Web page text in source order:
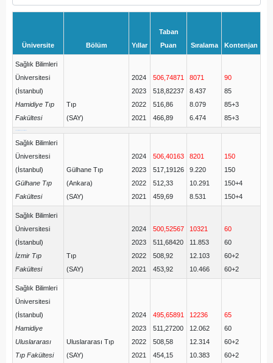
Üniversite Bölüm Yıllar
Taban
Puan
Sıralama Kontenjan
Sağlık Bilimleri
Üniversitesi
(İstanbul)
Hamidiye Tıp
Fakültesi
Tıp
(SAY)
2024
2023
2022
2021
506,74871
518,82237
516,86
466,89
8071
8.437
8.079
6.474
90
85
85+3
85+3
Sağlık Bilimleri
Üniversitesi
(İstanbul)
Gülhane Tıp
Fakültesi
Gülhane Tıp
(Ankara)
(SAY)
2024
2023
2022
2021
506,40163
517,19126
512,33
459,69
8201
9.220
10.291
8.531
150
150
150+4
150+4
Sağlık Bilimleri
Üniversitesi
(İstanbul)
İzmir Tıp
Fakültesi
Tıp
(SAY)
2024
2023
2022
2021
500,52567
511,68420
508,92
453,92
10321
11.853
12.103
10.466
60
60
60+2
60+2
Sağlık Bilimleri
Üniversitesi
(İstanbul)
Hamidiye
Uluslararası
Tıp Fakültesi
Uluslararası Tıp
(SAY)
2024
2023
2022
2021
495,65891
511,27200
508,58
454,15
12236
12.062
12.314
10.383
65
60
60+2
60+2